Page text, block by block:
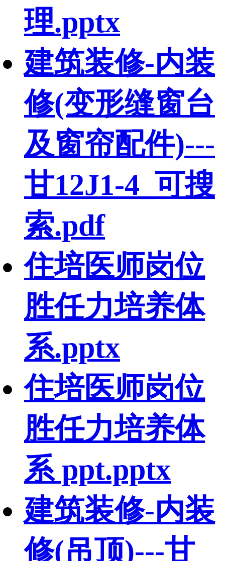
理.pptx
建筑装修-内装
修(变形缝窗台
及窗帘配件)---
甘12J1-4_可搜
索.pdf
住培医师岗位
胜任力培养体
系.pptx
住培医师岗位
胜任力培养体
系 ppt.pptx
建筑装修-内装
修(吊顶)---甘